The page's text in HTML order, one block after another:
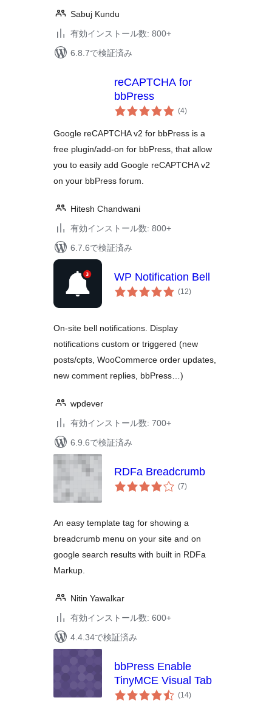
Sabuj Kundu
有効インストール数: 800+
6.8.7で検証済み
reCAPTCHA for
bbPress
(4個
の)
Google reCAPTCHA v2 for bbPress is a
free plugin/add-on for bbPress, that allow
you to easily add Google reCAPTCHA v2
on your bbPress forum.
Hitesh Chandwani
有効インストール数: 800+
6.7.6で検証済み
WP Notification Bell
(12個
の)
On-site bell notifications. Display
notifications custom or triggered (new
posts/cpts, WooCommerce order updates,
new comment replies, bbPress…)
wpdever
有効インストール数: 700+
6.9.6で検証済み
RDFa Breadcrumb
(7個
の)
An easy template tag for showing a
breadcrumb menu on your site and on
google search results with built in RDFa
Markup.
Nitin Yawalkar
有効インストール数: 600+
4.4.34で検証済み
bbPress Enable
TinyMCE Visual Tab
(14個
の)